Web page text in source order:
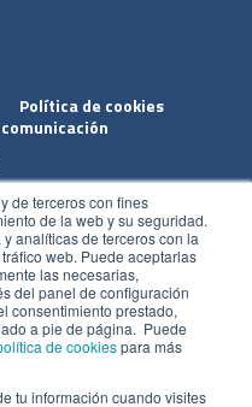
de terceros con fines
de la web y su seguridad.
analíticas de terceros con la
web. Puede aceptarlas
las necesarias,
del panel de configuración
consentimiento prestado,
a pie de página. Puede
de cookiespara más
tu información cuando visites
Política de cookies